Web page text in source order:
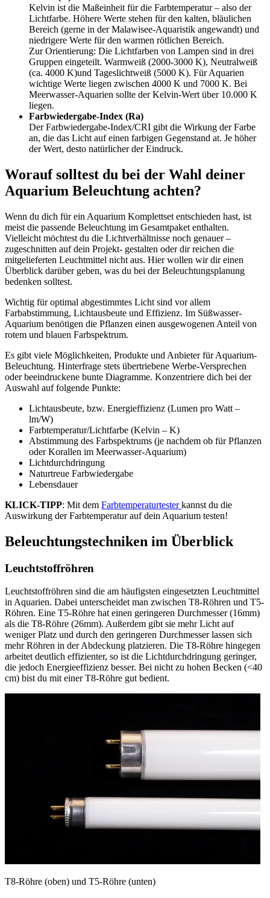
Kelvin ist die Maßeinheit für die Farbtemperatur – also der
Lichtfarbe. Höhere Werte stehen für den kalten, bläulichen
Bereich (gerne in der Malawisee-Aquaristik angewandt) und
niedrigere Werte für den warmen rötlichen Bereich.
Zur Orientierung: Die Lichtfarben von Lampen sind in drei
Gruppen eingeteilt. Warmweiß (2000-3000 K), Neutralweiß
(ca. 4000 K)und Tageslichtweiß (5000 K). Für Aquarien
wichtige Werte liegen zwischen 4000 K und 7000 K. Bei
Meerwasser-Aquarien sollte der Kelvin-Wert über 10.000 K
liegen.
Farbwiedergabe-Index (Ra)
Der Farbwiedergabe-Index/CRI gibt die Wirkung der Farbe
an, die das Licht auf einen farbigen Gegenstand at. Je höher
der Wert, desto natürlicher der Eindruck.
Worauf solltest du bei der Wahl deiner
Aquarium Beleuchtung achten?
Wenn du dich für ein Aquarium Komplettset entschieden hast, ist
meist die passende Beleuchtung im Gesamtpaket enthalten.
Vielleicht möchtest du die Lichtverhältnisse noch genauer –
zugeschnitten auf dein Projekt- gestalten oder dir reichen die
mitgelieferten Leuchtmittel nicht aus. Hier wollen wir dir einen
Überblick darüber geben, was du bei der Beleuchtungsplanung
bedenken solltest.
Wichtig für optimal abgestimmtes Licht sind vor allem
Farbabstimmung, Lichtausbeute und Effizienz. Im Süßwasser-
Aquarium benötigen die Pflanzen einen ausgewogenen Anteil von
rotem und blauen Farbspektrum.
Es gibt viele Möglichkeiten, Produkte und Anbieter für Aquarium-
Beleuchtung. Hinterfrage stets übertriebene Werbe-Versprechen
oder beeindruckene bunte Diagramme. Konzentriere dich bei der
Auswahl auf folgende Punkte:
Lichtausbeute, bzw. Energieffizienz (Lumen pro Watt –
lm/W)
Farbtemperatur/Lichtfarbe (Kelvin – K)
Abstimmung des Farbspektrums (je nachdem ob für Pflanzen
oder Korallen im Meerwasser-Aquarium)
Lichtdurchdringung
Naturtreue Farbwiedergabe
Lebensdauer
KLICK-TIPP: Mit dem Farbtemperaturtesterkannst du die
Auswirkung der Farbtemperatur auf dein Aquarium testen!
Beleuchtungstechniken im Überblick
Leuchtstoffröhren
Leuchtstoffröhren sind die am häufigsten eingesetzten Leuchtmittel
in Aquarien. Dabei unterscheidet man zwischen T8-Röhren und T5-
Röhren. Eine T5-Röhre hat einen geringeren Durchmesser (16mm)
als die T8-Röhre (26mm). Außerdem gibt sie mehr Licht auf
weniger Platz und durch den geringeren Durchmesser lassen sich
mehr Röhren in der Abdeckung platzieren. Die T8-Röhre hingegen
arbeitet deutlich effizienter, so ist die Lichtdurchdringung geringer,
die jedoch Energieeffizienz besser. Bei nicht zu hohen Becken (<40
cm) bist du mit einer T8-Röhre gut bedient.
T8-Röhre (oben) und T5-Röhre (unten)